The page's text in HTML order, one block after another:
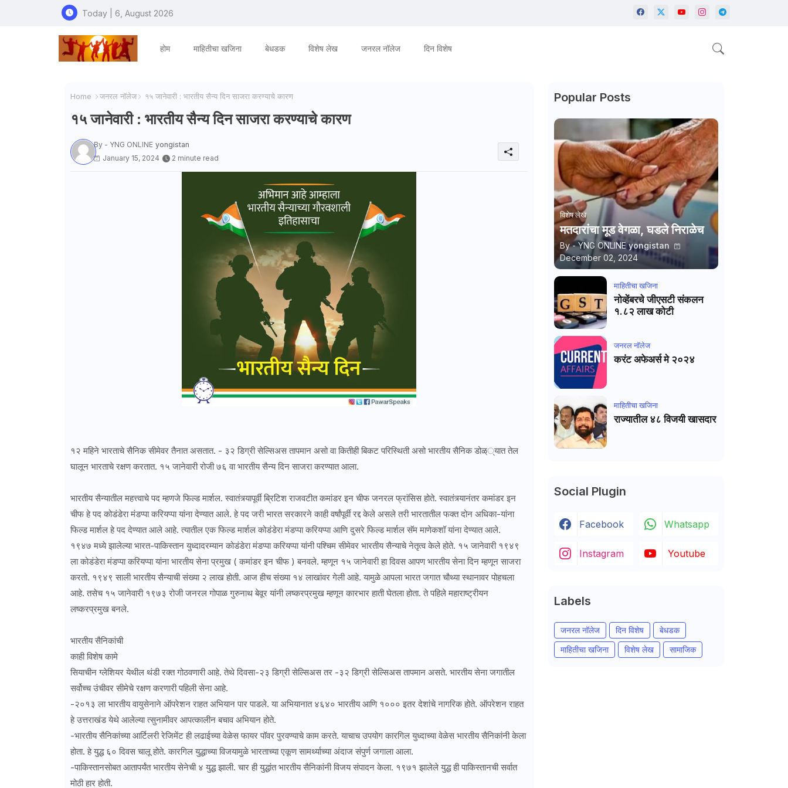
Today | 6, August 2026
होम माहितीचा खजिना बेधडक विशेष लेख जनरल नॉलेज दिन विशेष
Home जनरल नाॅलेज १५ जानेवारी : भारतीय सैन्य दिन साजरा करण्याचे कारण
१५ जानेवारी : भारतीय सैन्य दिन साजरा करण्याचे कारण
By - YNG ONLINE yongistan
January 15, 2024
2 minute read
१२ महिने भारताचे सैनिक सीमेवर तैनात असतात. - ३२ डिग्री सेल्सिअस तापमान असो वा कितीही बिकट परिस्थिती असो भारतीय सैनिक डोळ््यात तेल
घालून भारताचे रक्षण करतात. १५ जानेवारी रोजी ७६ वा भारतीय सैन्य दिन साजरा करण्यात आला.
भारतीय सैन्यातील महत्त्वाचे पद म्हणजे फिल्ड मार्शल. स्वातंत्र्यापूर्वी ब्रिटिश राजवटीत कमांडर इन चीफ जनरल फ्रांसिस होते. स्वातंत्र्यानंतर कमांडर इन
चीफ हे पद कोडंडेरा मंडप्पा करियप्पा यांना देण्यात आले. हे पद जरी भारत सरकारने काही वर्षांपूर्वी रद्द केले असले तरी भारतातील फक्त दोन अधिका-यांना
फिल्ड मार्शल हे पद देण्यात आले आहे. त्यातील एक फिल्ड मार्शल कोडंडेरा मंडप्पा करियप्पा आणि दुसरे फिल्ड मार्शल सॅम माणेकशॉ यांना देण्यात आले.
१९४७ मध्ये झालेल्या भारत-पाकिस्तान युध्दादरम्यान कोडंडेरा मंडप्पा करियप्पा यांनी पश्चिम सीमेवर भारतीय सैन्याचे नेतृत्व केले होते. १५ जानेवारी १९४९
ला कोडंडेरा मंडप्पा करियप्पा यांना भारतीय सेना प्रमुख ( कमांडर इन चीफ ) बनवले. म्हणून १५ जानेवारी हा दिवस आपण भारतीय सेना दिन म्हणून साजरा
करतो. १९४९ साली भारतीय सैन्याची संख्या २ लाख होती. आज हीच संख्या १४ लाखांवर गेली आहे. यामुळे आपला भारत जगात चौथ्या स्थानावर पोहचला
आहे. तसेच १५ जानेवारी १९७३ रोजी जनरल गोपाळ गुरुनाथ बेवूर यांनी लष्करप्रमुख म्हणून कारभार हाती घेतला होता. ते पहिले महाराष्ट्रीयन
लष्करप्रमुख बनले.
भारतीय सैनिकांची
काही विशेष कामे
सियाचीन ग्लेशियर येथील थंडी रक्त गोठवणारी आहे. तेथे दिवसा-२३ डिग्री सेल्सिअस तर -३२ डिग्री सेल्सिअस तापमान असते. भारतीय सेना जगातील
सर्वोच्च उंचीवर सीमेचे रक्षण करणारी पहिली सेना आहे.
-२०१३ ला भारतीय वायुसेनाने ऑपरेशन राहत अभियान पार पाडले. या अभियानात ४६४० भारतीय आणि १००० इतर देशांचे नागरिक होते. ऑपरेशन राहत
हे उत्तराखंड येथे आलेल्या त्सुनामीवर आपत्कालीन बचाव अभियान होते.
-भारतीय सैनिकांच्या आर्टिलरी रेजिमेंट ही लढाईच्या वेळेस फायर पॉवर पुरवण्याचे काम करते. याचाच उपयोग कारगिल युध्दाच्या वेळेस भारतीय सैनिकांनी केला
होता. हे युद्ध ६० दिवस चालू होते. कारगिल युद्धाच्या विजयामुळे भारताच्या एकूण सामर्थ्याच्या अंदाज संपुर्ण जगाला आला.
-पाकिस्तानसोबत आतापर्यंत भारतीय सेनेची ४ युद्ध झाली. चार ही युद्धांत भारतीय सैनिकांनी विजय संपादन केला. १९७१ झालेले युद्ध ही पाकिस्तानची सर्वात
मोठी हार होती.
Popular Posts
विशेष लेख
मतदारांचा मूड वेगळा, घडले निराळेच
By - YNG ONLINE yongistan
December 02, 2024
माहितीचा खजिना
नोव्हेंबरचे जीएसटी संकलन
१.८२ लाख कोटी
जनरल नाॅलेज
करंट अफेअर्स मे २०२४
माहितीचा खजिना
राज्यातील ४८ विजयी खासदार
Social Plugin
Facebook Whatsapp
Instagram Youtube
Labels
जनरल नॉलेज दिन विशेष
बेधडक
माहितीचा खजिना
विशेष लेख सामाजिक